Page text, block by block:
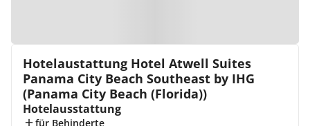
Hotelaustattung Hotel Atwell Suites
Panama City Beach Southeast by IHG
(Panama City Beach (Florida))
Hotelausstattung
für Behinderte